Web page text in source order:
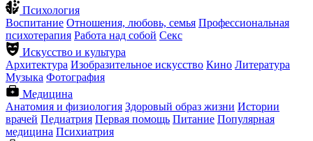
Психология
Воспитание Отношения, любовь, семья Профессиональная
психотерапия Работа над собой Секс
Искусство и культура
Архитектура Изобразительное искусство Кино Литература
Музыка Фотография
Медицина
Анатомия и физиология Здоровый образ жизни Истории
врачей Педиатрия Первая помощь Питание Популярная
медицина Психиатрия